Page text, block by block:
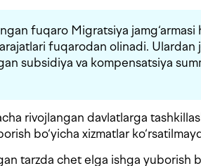
fuqaro Migratsiya jamg‘armasi
fuqarodan olinadi. Ulardan
subsidiya va kompensatsiya
rivojlangan davlatlarga
bo‘yicha xizmatlar
tarzda chet elga ishga yuborish